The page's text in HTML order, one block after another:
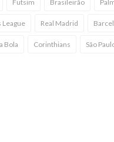
Futsim Brasileirão
League Real Madrid
Bola Corinthians São